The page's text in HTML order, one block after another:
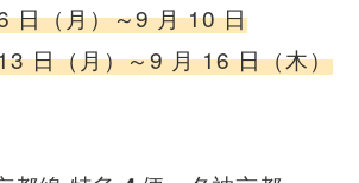
日（月）～9 月 10 日
日（月）～9 月 16 日（木）